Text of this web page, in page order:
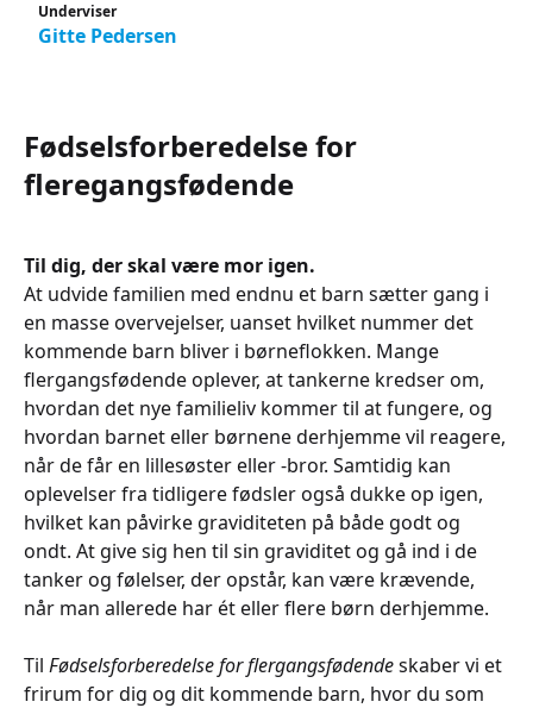
Underviser
Gitte Pedersen
Fødselsforberedelse for
fleregangsfødende
Til dig, der skal være mor igen.
At udvide familien med endnu et barn sætter gang i
en masse overvejelser, uanset hvilket nummer det
kommende barn bliver i børneflokken. Mange
flergangsfødende oplever, at tankerne kredser om,
hvordan det nye familieliv kommer til at fungere, og
hvordan barnet eller børnene derhjemme vil reagere,
når de får en lillesøster eller -bror. Samtidig kan
oplevelser fra tidligere fødsler også dukke op igen,
hvilket kan påvirke graviditeten på både godt og
ondt. At give sig hen til sin graviditet og gå ind i de
tanker og følelser, der opstår, kan være krævende,
når man allerede har ét eller flere børn derhjemme.
Til Fødselsforberedelse for flergangsfødendeskaber vi et
frirum for dig og dit kommende barn, hvor du som